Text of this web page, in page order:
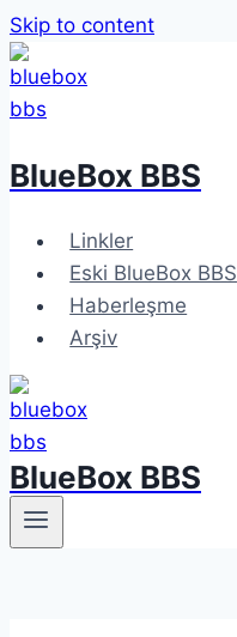
Skip to content
BlueBox BBS
Linkler
Eski BlueBox BBS
Haberleşme
Arşiv
BlueBox BBS